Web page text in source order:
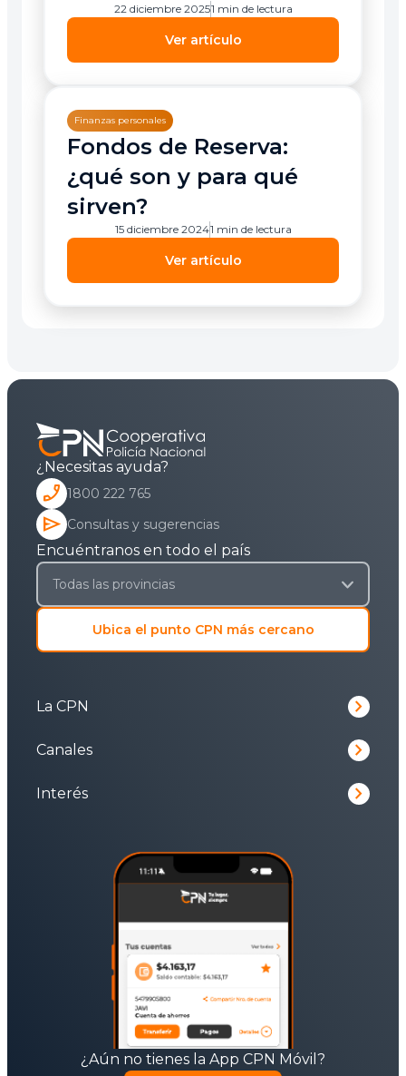
Ver artículo
22 diciembre 20251 min de lectura
Finanzas personales
Fondos de Reserva:
¿qué son y para qué
sirven?
Ver artículo
15 diciembre 20241 min de lectura
¿Necesitas ayuda?
phone_enabled 1800 222 765
send Consultas y sugerencias
Encuéntranos en todo el país
Ubica el punto CPN más cercano
La CPN keyboard_arrow_right
Canales keyboard_arrow_right
Interés keyboard_arrow_right
¿Aún no tienes la App CPN Móvil?